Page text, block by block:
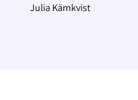
Julia Kärnkvist